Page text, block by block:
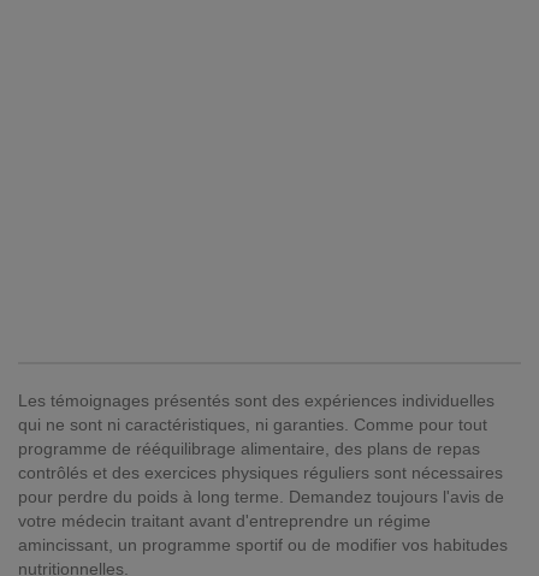
Les témoignages présentés sont des expériences individuelles
qui ne sont ni caractéristiques, ni garanties. Comme pour tout
programme de rééquilibrage alimentaire, des plans de repas
contrôlés et des exercices physiques réguliers sont nécessaires
pour perdre du poids à long terme. Demandez toujours l'avis de
votre médecin traitant avant d'entreprendre un régime
amincissant, un programme sportif ou de modifier vos habitudes
nutritionnelles.